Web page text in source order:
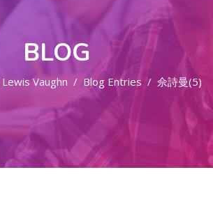
BLOG
Lewis Vaughn Blog Entries 佘詩曼(5)